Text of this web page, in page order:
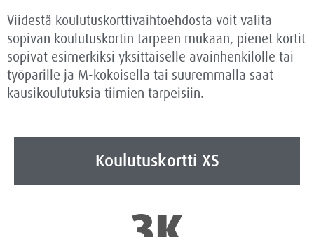
Viidestä koulutuskorttivaihtoehdosta voit valita
sopivan koulutuskortin tarpeen mukaan, pienet kortit
sopivat esimerkiksi yksittäiselle avainhenkilölle tai
työparille ja M-kokoisella tai suuremmalla saat
kausikoulutuksia tiimien tarpeisiin.
Koulutuskortti XS